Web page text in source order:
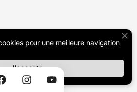
pour une meilleure navigation
J'accepte